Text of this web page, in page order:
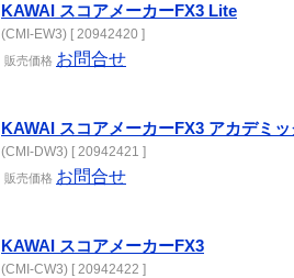
KAWAI スコアメーカーFX3 Lite
(CMI-EW3) [ 20942420 ]
販売価格 お問合せ
KAWAI スコアメーカーFX3 アカデミッ
(CMI-DW3) [ 20942421 ]
販売価格 お問合せ
KAWAI スコアメーカーFX3
(CMI-CW3) [ 20942422 ]